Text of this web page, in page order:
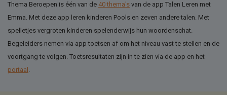
Thema Beroepen is één van de 40 thema's van de app Talen Leren met
Emma. Met deze app leren kinderen Pools en zeven andere talen. Met
spelletjes vergroten kinderen spelenderwijs hun woordenschat.
Begeleiders nemen via app toetsen af om het niveau vast te stellen en de
voortgang te volgen. Toetsresultaten zijn in te zien via de app en het
portaal .